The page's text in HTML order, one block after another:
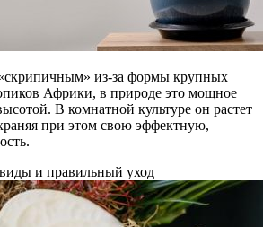
из-за формы крупных
Африки, в природе это мощное
В комнатной культуре он растет
при этом свою эффектную,
и правильный уход